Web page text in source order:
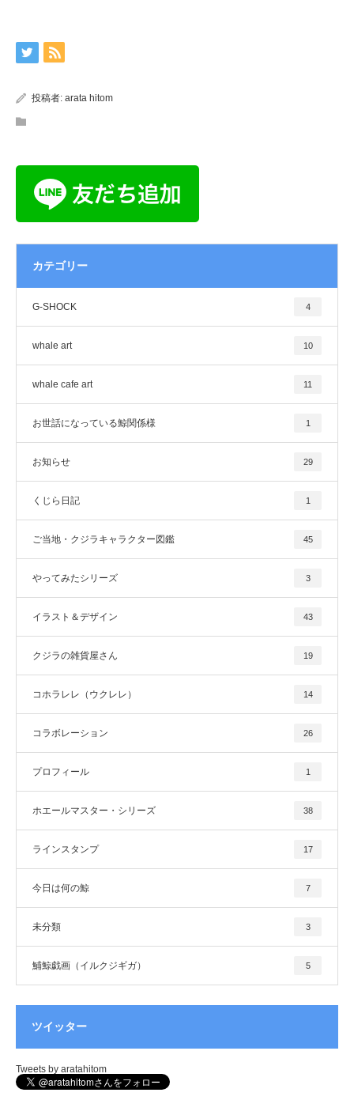
投稿者: arata hitom
カテゴリー
G-SHOCK 4
whale art 10
whale cafe art 11
お世話になっている鯨関係様 1
お知らせ 29
くじら日記 1
ご当地・クジラキャラクター図鑑 45
やってみたシリーズ 3
イラスト＆デザイン 43
クジラの雑貨屋さん 19
コホラレレ（ウクレレ） 14
コラボレーション 26
プロフィール 1
ホエールマスター・シリーズ 38
ラインスタンプ 17
今日は何の鯨 7
未分類 3
鯆鯨戯画（イルクジギガ） 5
ツイッター
Tweets by aratahitom